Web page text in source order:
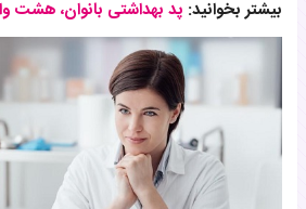
بیشتر بخوانید: پد بهداشتی بانوان، هشت